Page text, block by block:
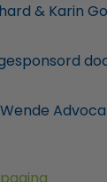
& Karin